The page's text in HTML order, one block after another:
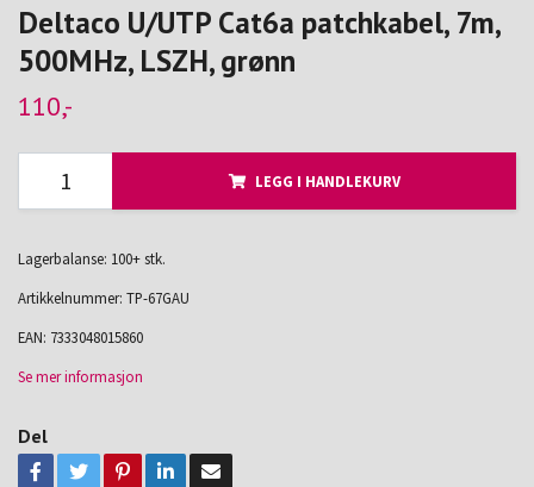
Deltaco U/UTP Cat6a patchkabel, 7m,
500MHz, LSZH, grønn
110,-
LEGG I HANDLEKURV
Lagerbalanse: 100+ stk.
Artikkelnummer: TP-67GAU
EAN: 7333048015860
Se mer informasjon
Del